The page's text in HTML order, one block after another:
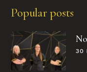
Popular posts
30